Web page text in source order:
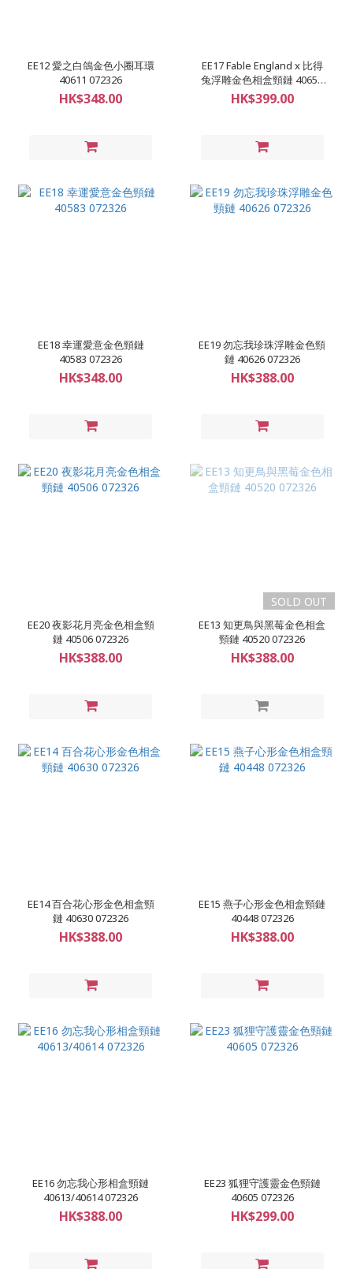
EE12 愛之白鴿金色小圈耳環
40611 072326
HK$348.00
EE17 Fable England x 比得
兔浮雕金色相盒頸鏈 40657
072326
HK$399.00
EE18 幸運愛意金色頸鏈
40583 072326
HK$348.00
EE19 勿忘我珍珠浮雕金色頸
鏈 40626 072326
HK$388.00
EE20 夜影花月亮金色相盒頸
鏈 40506 072326
HK$388.00
SOLD OUT
EE13 知更鳥與黑莓金色相盒
頸鏈 40520 072326
HK$388.00
EE14 百合花心形金色相盒頸
鏈 40630 072326
HK$388.00
EE15 燕子心形金色相盒頸鏈
40448 072326
HK$388.00
EE16 勿忘我心形相盒頸鏈
40613/40614 072326
HK$388.00
EE23 狐狸守護靈金色頸鏈
40605 072326
HK$299.00